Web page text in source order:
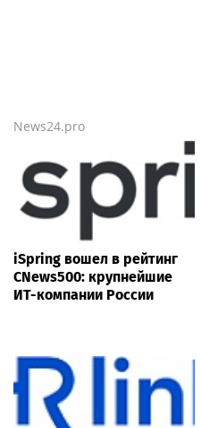
News24.pro
iSpring вошел в рейтинг
CNews500: крупнейшие
ИТ-компании России